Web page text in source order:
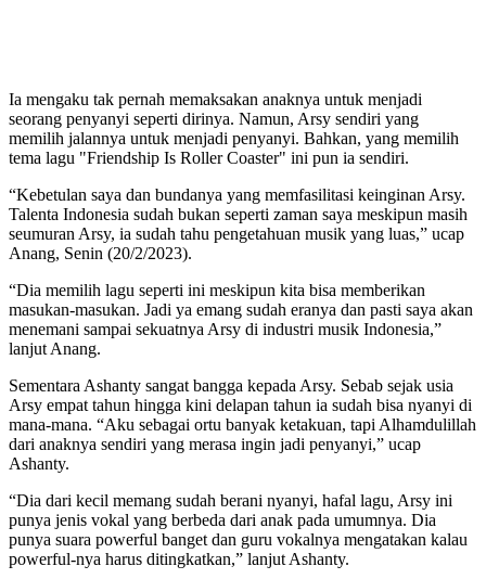
Ia mengaku tak pernah memaksakan anaknya untuk menjadi
seorang penyanyi seperti dirinya. Namun, Arsy sendiri yang
memilih jalannya untuk menjadi penyanyi. Bahkan, yang memilih
tema lagu "Friendship Is Roller Coaster" ini pun ia sendiri.
“Kebetulan saya dan bundanya yang memfasilitasi keinginan Arsy.
Talenta Indonesia sudah bukan seperti zaman saya meskipun masih
seumuran Arsy, ia sudah tahu pengetahuan musik yang luas,” ucap
Anang, Senin (20/2/2023).
“Dia memilih lagu seperti ini meskipun kita bisa memberikan
masukan-masukan. Jadi ya emang sudah eranya dan pasti saya akan
menemani sampai sekuatnya Arsy di industri musik Indonesia,”
lanjut Anang.
Sementara Ashanty sangat bangga kepada Arsy. Sebab sejak usia
Arsy empat tahun hingga kini delapan tahun ia sudah bisa nyanyi di
mana-mana. “Aku sebagai ortu banyak ketakuan, tapi Alhamdulillah
dari anaknya sendiri yang merasa ingin jadi penyanyi,” ucap
Ashanty.
“Dia dari kecil memang sudah berani nyanyi, hafal lagu, Arsy ini
punya jenis vokal yang berbeda dari anak pada umumnya. Dia
punya suara powerful banget dan guru vokalnya mengatakan kalau
powerful-nya harus ditingkatkan,” lanjut Ashanty.